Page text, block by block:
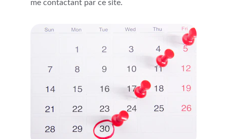
me contactant par ce site.